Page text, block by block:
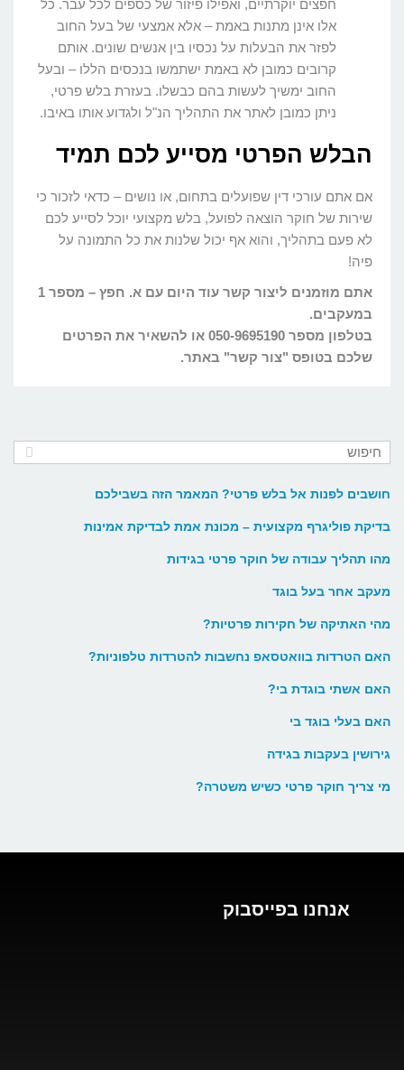
חפצים יוקרתיים, ואפילו פיזור של כספים לכל עבר. כל
אלו אינן מתנות באמת – אלא אמצעי של בעל החוב
לפזר את הבעלות על נכסיו בין אנשים שונים. אותם
קרובים כמובן לא באמת ישתמשו בנכסים הללו – ובעל
החוב ימשיך לעשות בהם כבשלו. בעזרת בלש פרטי,
ניתן כמובן לאתר את התהליך הנ"ל ולגדוע אותו באיבו.
הבלש הפרטי מסייע לכם תמיד
אם אתם עורכי דין שפועלים בתחום, או נושים – כדאי לזכור כי
שירות של חוקר הוצאה לפועל, בלש מקצועי יוכל לסייע לכם
לא פעם בתהליך, והוא אף יכול שלנות את כל התמונה על
פיה!
אתם מוזמנים ליצור קשר עוד היום עם א. חפץ – מספר 1
במעקבים.
בטלפון מספר 050-9695190 או להשאיר את הפרטים
שלכם בטופס "צור קשר" באתר.
חושבים לפנות אל בלש פרטי? המאמר הזה בשבילכם
בדיקת פוליגרף מקצועית – מכונת אמת לבדיקת אמינות
מהו תהליך עבודה של חוקר פרטי בגידות
מעקב אחר בעל בוגד
מהי האתיקה של חקירות פרטיות?
האם הטרדות בוואטסאפ נחשבות להטרדות טלפוניות?
האם אשתי בוגדת בי?
האם בעלי בוגד בי
גירושין בעקבות בגידה
מי צריך חוקר פרטי כשיש משטרה?
אנחנו בפייסבוק